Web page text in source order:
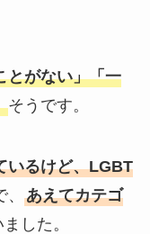
とがない」「一
そうです。
いるけど、LGBT
あえてカテゴ
した。